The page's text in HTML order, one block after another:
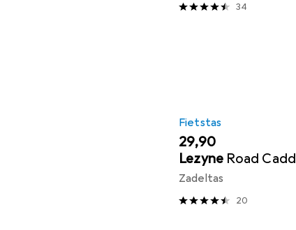
34
Fietstas
EUR
29,90
Lezyne Road
Zadeltas
20